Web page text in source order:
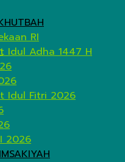
RI
Idul Adha 1447 H
Idul Fitri 2026
2026